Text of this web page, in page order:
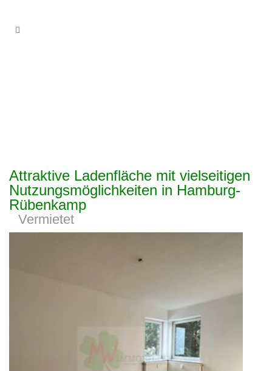
Attraktive Ladenfläche mit vielseitigen
Nutzungsmöglichkeiten in Hamburg-
Rübenkamp
Vermietet